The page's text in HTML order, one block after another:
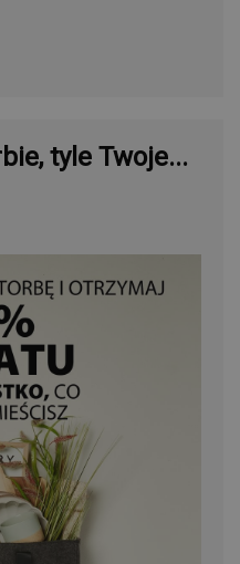
tyle Twoje...